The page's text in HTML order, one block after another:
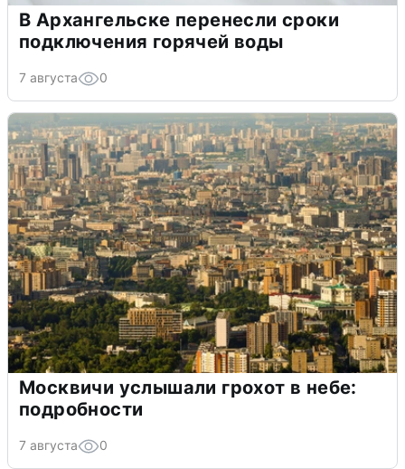
В Архангельске перенесли сроки
подключения горячей воды
7 августа 0
Москвичи услышали грохот в небе:
подробности
7 августа 0